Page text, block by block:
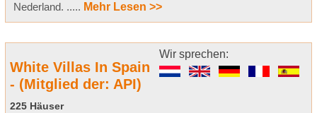
Nederland. ..... Mehr Lesen >>
Wir sprechen:
White Villas In Spain
- (Mitglied der: API)
225 Häuser